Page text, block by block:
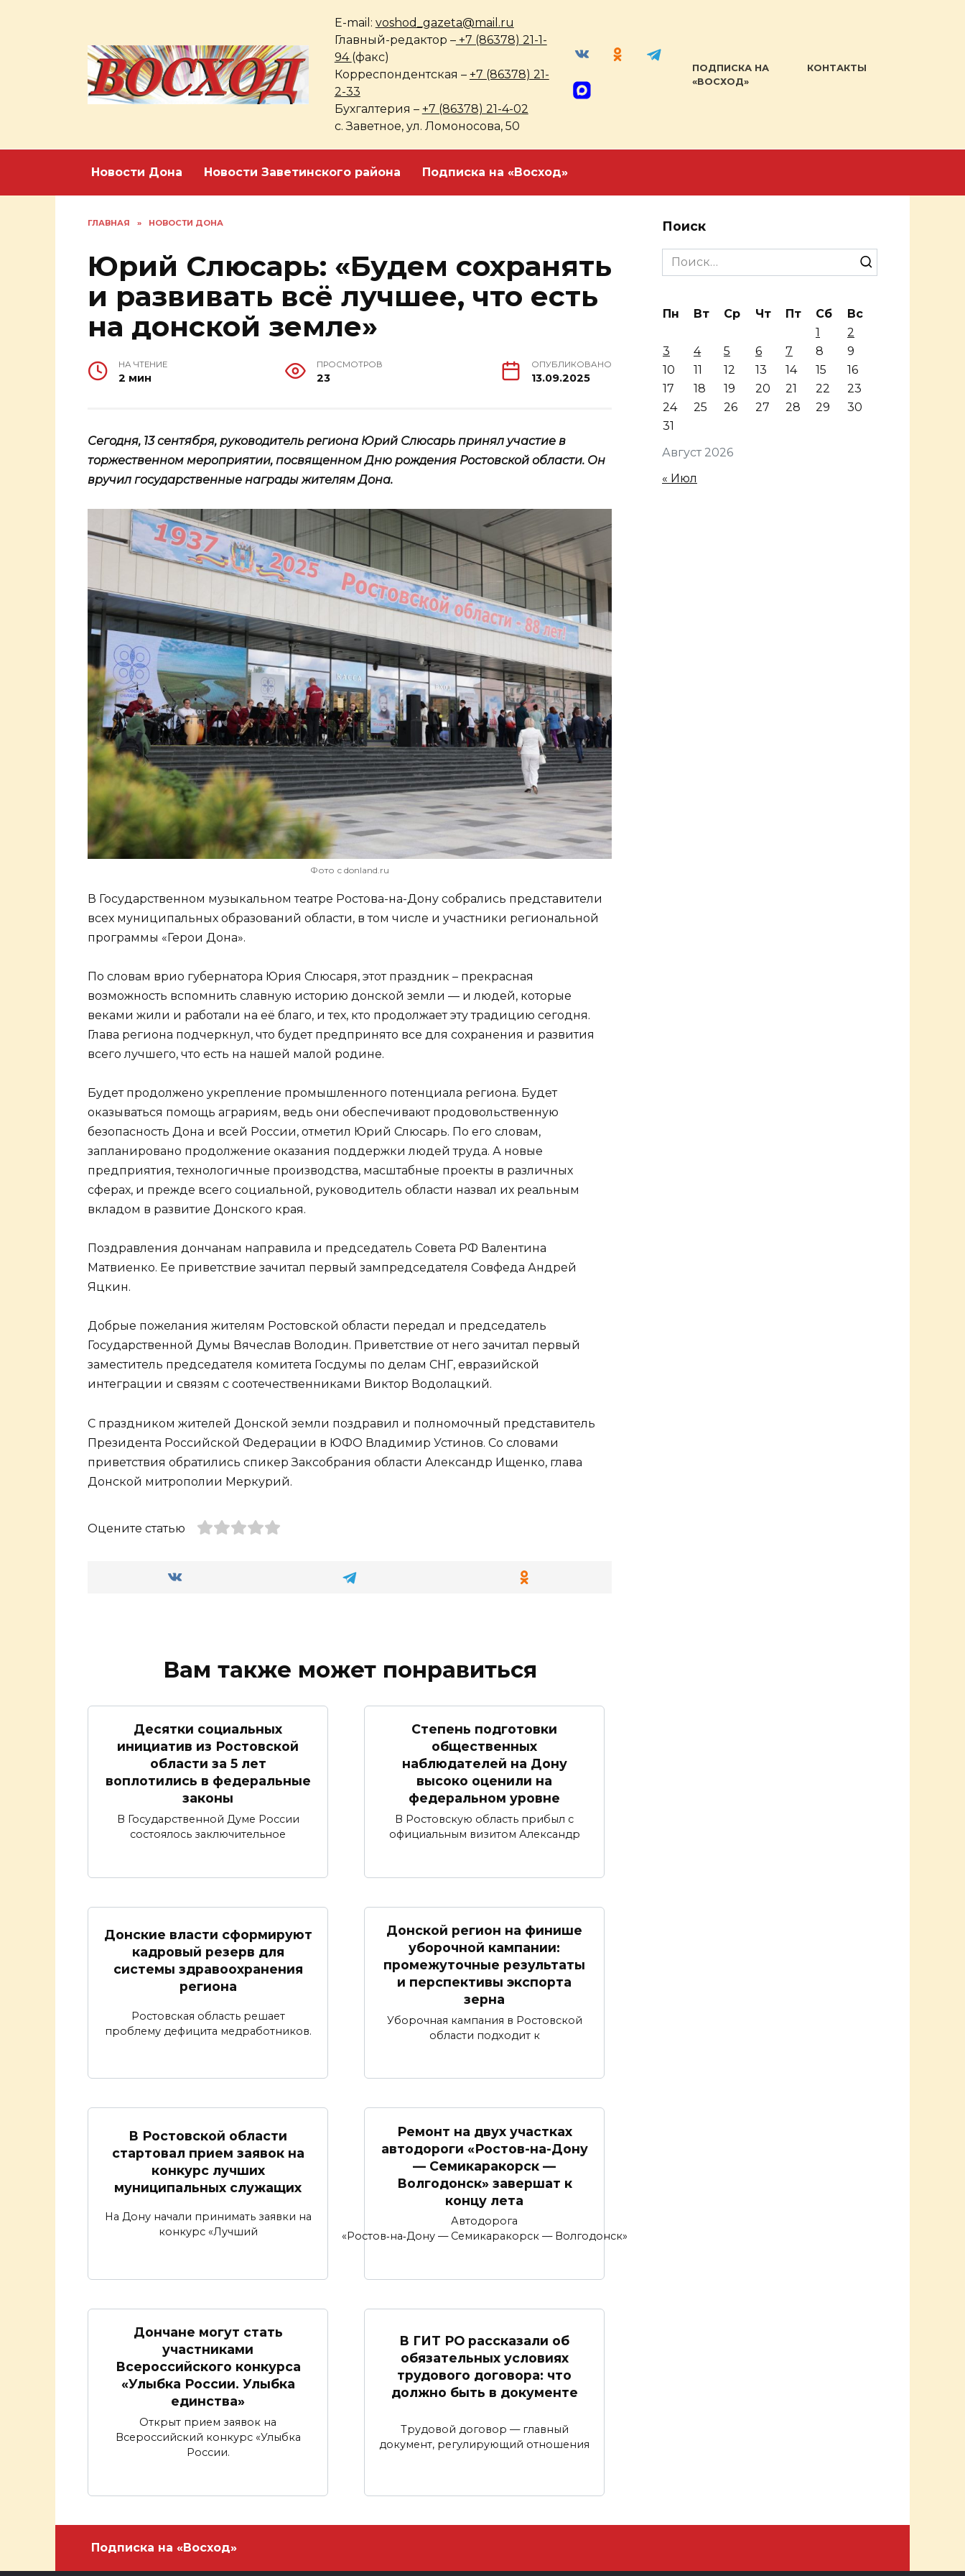
E-mail: voshod_gazeta@mail.ru
Главный-редактор –+7 (86378) 21-1-
94 (факс)
Корреспондентская – +7 (86378) 21-
2-33
Бухгалтерия – +7 (86378) 21-4-02
с. Заветное, ул. Ломоносова, 50
ПОДПИСКА НА
«ВОСХОД»
КОНТАКТЫ
Новости Дона Новости Заветинского района Подписка на «Восход»
ГЛАВНАЯ » НОВОСТИ ДОНА
Юрий Слюсарь: «Будем сохранять
и развивать всё лучшее, что есть
на донской земле»
НА ЧТЕНИЕ
2 мин
ПРОСМОТРОВ
23
ОПУБЛИКОВАНО
13.09.2025
Сегодня, 13 сентября, руководитель региона Юрий Слюсарь принял участие в
торжественном мероприятии, посвященном Дню рождения Ростовской области. Он
вручил государственные награды жителям Дона.
Фото с donland.ru
В Государственном музыкальном театре Ростова-на-Дону собрались представители
всех муниципальных образований области, в том числе и участники региональной
программы «Герои Дона».
По словам врио губернатора Юрия Слюсаря, этот праздник – прекрасная
возможность вспомнить славную историю донской земли — и людей, которые
веками жили и работали на её благо, и тех, кто продолжает эту традицию сегодня.
Глава региона подчеркнул, что будет предпринято все для сохранения и развития
всего лучшего, что есть на нашей малой родине.
Будет продолжено укрепление промышленного потенциала региона. Будет
оказываться помощь аграриям, ведь они обеспечивают продовольственную
безопасность Дона и всей России, отметил Юрий Слюсарь. По его словам,
запланировано продолжение оказания поддержки людей труда. А новые
предприятия, технологичные производства, масштабные проекты в различных
сферах, и прежде всего социальной, руководитель области назвал их реальным
вкладом в развитие Донского края.
Поздравления дончанам направила и председатель Совета РФ Валентина
Матвиенко. Ее приветствие зачитал первый зампредседателя Совфеда Андрей
Яцкин.
Добрые пожелания жителям Ростовской области передал и председатель
Государственной Думы Вячеслав Володин. Приветствие от него зачитал первый
заместитель председателя комитета Госдумы по делам СНГ, евразийской
интеграции и связям с соотечественниками Виктор Водолацкий.
С праздником жителей Донской земли поздравил и полномочный представитель
Президента Российской Федерации в ЮФО Владимир Устинов. Со словами
приветствия обратились спикер Заксобрания области Александр Ищенко, глава
Донской митрополии Меркурий.
Оцените статью
Вам также может понравиться
Десятки социальных
инициатив из Ростовской
области за 5 лет
воплотились в федеральные
законы
В Государственной Думе России
состоялось заключительное
Степень подготовки
общественных
наблюдателей на Дону
высоко оценили на
федеральном уровне
В Ростовскую область прибыл с
официальным визитом Александр
Донские власти сформируют
кадровый резерв для
системы здравоохранения
региона
Ростовская область решает
проблему дефицита медработников.
Донской регион на финише
уборочной кампании:
промежуточные результаты
и перспективы экспорта
зерна
Уборочная кампания в Ростовской
области подходит к
В Ростовской области
стартовал прием заявок на
конкурс лучших
муниципальных служащих
На Дону начали принимать заявки на
конкурс «Лучший
Ремонт на двух участках
автодороги «Ростов-на-Дону
— Семикаракорск —
Волгодонск» завершат к
концу лета
Автодорога
«Ростов‑на‑Дону — Семикаракорск — Волгодонск»
Дончане могут стать
участниками
Всероссийского конкурса
«Улыбка России. Улыбка
единства»
Открыт прием заявок на
Всероссийский конкурс «Улыбка
России.
В ГИТ РО рассказали об
обязательных условиях
трудового договора: что
должно быть в документе
Трудовой договор — главный
документ, регулирующий отношения
Поиск
Search
for:
Август 2026
Пн Вт Ср Чт Пт Сб
Вс
1
2
3
4 5 6 7 8
9
10
11 12 13 14 15
16
17
18 19 20 21 22
23
24
25 26 27 28 29
30
31
« Июл
Подписка на «Восход»